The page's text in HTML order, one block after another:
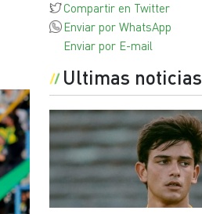
Compartir en Twitter
Enviar por WhatsApp
Enviar por E-mail
Ultimas noticias